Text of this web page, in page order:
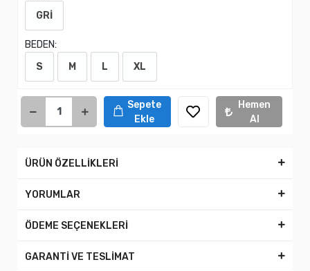
GRİ
BEDEN:
S
M L XL
Sepete
Ekle
Hemen
Al
ÜRÜN ÖZELLİKLERİ
YORUMLAR
ÖDEME SEÇENEKLERİ
GARANTİ VE TESLİMAT